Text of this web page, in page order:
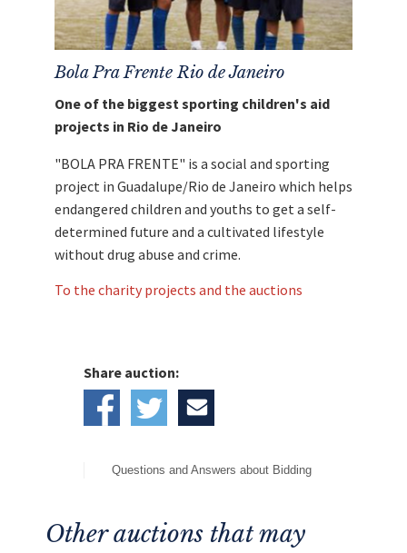
Bola Pra Frente Rio de Janeiro
One of the biggest sporting children's aid
projects in Rio de Janeiro
"BOLA PRA FRENTE" is a social and sporting
project in Guadalupe/Rio de Janeiro which helps
endangered children and youths to get a self-
determined future and a cultivated lifestyle
without drug abuse and crime.
To the charity projects and the auctions
Share auction:
Questions and Answers about Bidding
Other auctions that may